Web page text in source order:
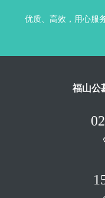
优质、高效，用心服
福山公